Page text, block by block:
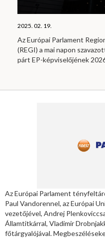
2025. 02. 19.
Az Európai Parlament
(REGI) a mai napon
párt EP-képviselőjének
Az Európai Parlament
Paul Vandorennel, az Európai
vezetőjével, Andrej
Államtitkárral, Vladimir
főtárgyalójával.